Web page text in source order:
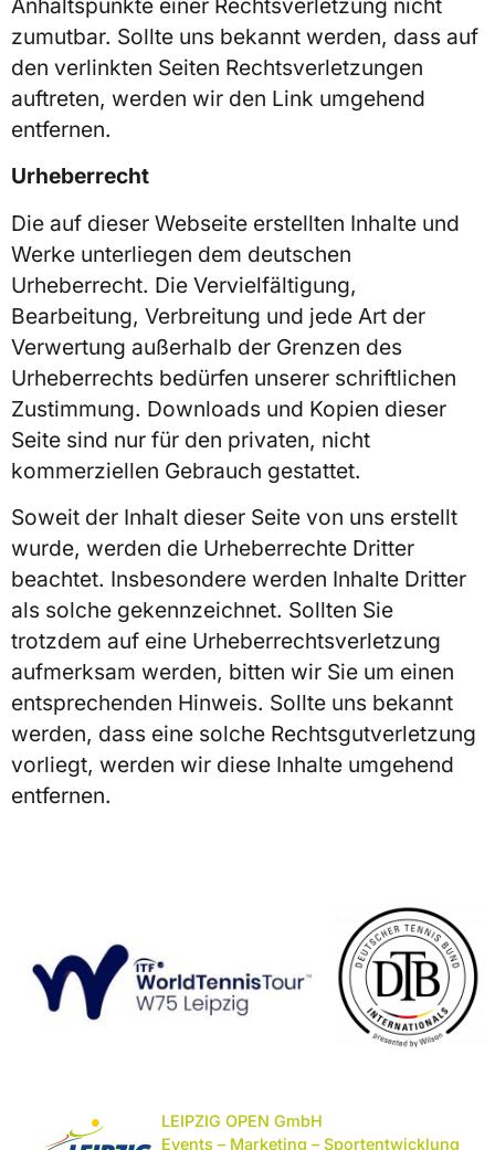
Anhaltspunkte einer Rechtsverletzung nicht
zumutbar. Sollte uns bekannt werden, dass auf
den verlinkten Seiten Rechtsverletzungen
auftreten, werden wir den Link umgehend
entfernen.
Urheberrecht
Die auf dieser Webseite erstellten Inhalte und
Werke unterliegen dem deutschen
Urheberrecht. Die Vervielfältigung,
Bearbeitung, Verbreitung und jede Art der
Verwertung außerhalb der Grenzen des
Urheberrechts bedürfen unserer schriftlichen
Zustimmung. Downloads und Kopien dieser
Seite sind nur für den privaten, nicht
kommerziellen Gebrauch gestattet.
Soweit der Inhalt dieser Seite von uns erstellt
wurde, werden die Urheberrechte Dritter
beachtet. Insbesondere werden Inhalte Dritter
als solche gekennzeichnet. Sollten Sie
trotzdem auf eine Urheberrechtsverletzung
aufmerksam werden, bitten wir Sie um einen
entsprechenden Hinweis. Sollte uns bekannt
werden, dass eine solche Rechtsgutverletzung
vorliegt, werden wir diese Inhalte umgehend
entfernen.
LEIPZIG OPEN GmbH
Events – Marketing – Sportentwicklung